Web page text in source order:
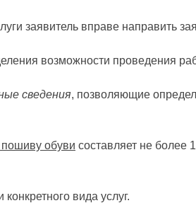
заявитель вправе направить
возможности проведения
сведения, позволяющие
обуви составляет не более
вида услуг.